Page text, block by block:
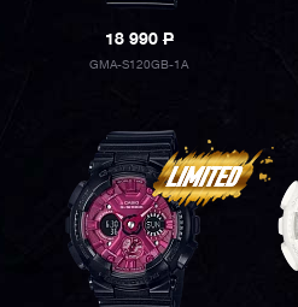
18 990P
GMA-S120GB-1A